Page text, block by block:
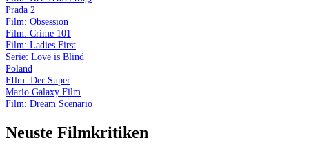
Prada 2
Film: Obsession
Film: Crime 101
Film: Ladies First
Serie: Love is Blind
Poland
FIlm: Der Super
Mario Galaxy Film
Film: Dream Scenario
Neuste Filmkritiken